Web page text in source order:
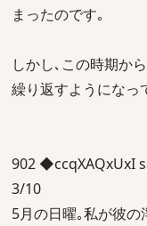
まったのです｡
しかし､この時期か
繰り返すようになっ
902 ◆ccqXAQxUxI
3/10
5月の日曜｡私が彼の